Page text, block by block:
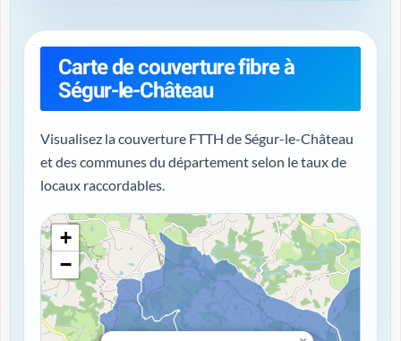
Carte de couverture fibre à
Ségur-le-Château
Visualisez la couverture FTTH de Ségur-le-Château
et des communes du département selon le taux de
locaux raccordables.
Chargement de la carte de couverture fibre...
+
−